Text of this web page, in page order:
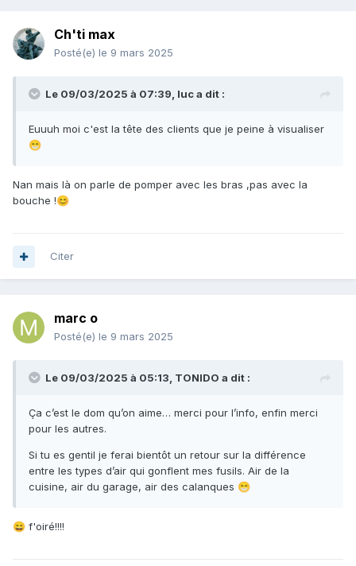
Ch'ti max
Posté(e) le 9 mars 2025
Le 09/03/2025 à 07:39, luca dit :
Euuuh moi c'est la tête des clients que je peine à visualiser
😁
Nan mais là on parle de pomper avec les bras ,pas avec la
bouche !😊
Citer
marc o
Posté(e) le 9 mars 2025
Le 09/03/2025 à 05:13, TONIDO a dit :
Ça c’est le dom qu’on aime… merci pour l’info, enfin merci
pour les autres.
Si tu es gentil je ferai bientôt un retour sur la différence
entre les types d’air qui gonflent mes fusils. Air de la
cuisine, air du garage, air des calanques 😁
😄 f'oiré!!!!